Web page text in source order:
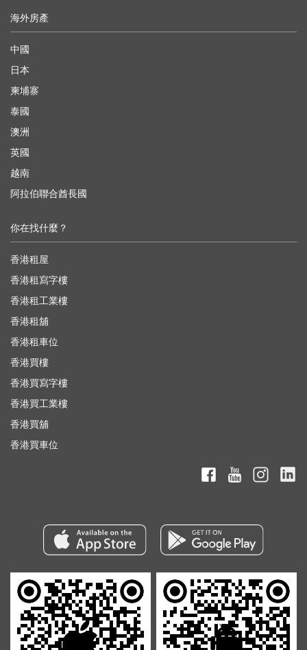
海外房產
中國
日本
柬埔寨
泰國
澳洲
英國
越南
阿拉伯聯合酋長國
你在找什麼？
香港租屋
香港租寫字樓
香港租工業樓
香港租舖
香港租車位
香港買樓
香港買寫字樓
香港買工業樓
香港買舖
香港買車位